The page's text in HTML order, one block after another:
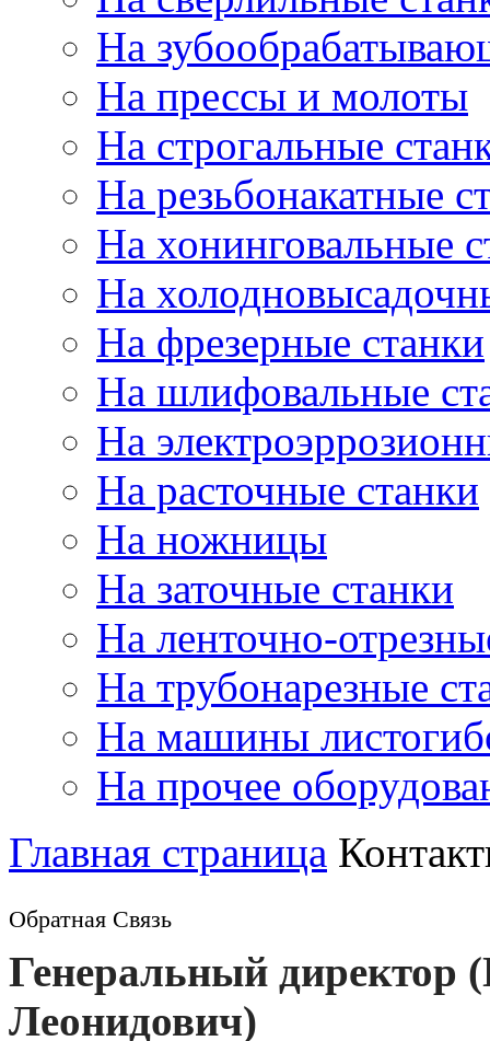
На
На прессы и молоты
На строгальные
На резьбонакатные
На хонинговальные
На
На фрезерные станки
На шлифовальные
На
На расточные станки
На ножницы
На заточные станки
На ленточно-
На трубонарезные
На машины
На прочее
Главная страница
Обратная Связь
Генеральный директор
Леонидович)